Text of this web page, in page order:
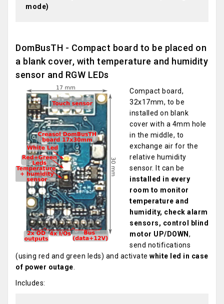
mode)
DomBusTH - Compact board to be placed on
a blank cover, with temperature and humidity
sensor and RGW LEDs
Compact board,
32x17mm, to be
installed on blank
cover with a 4mm hole
in the middle, to
exchange air for the
relative humidity
sensor. It can be
installed in every
room to monitor
temperature and
humidity, check alarm
sensors, control blind
motor UP/DOWN ,
send notifications
(using red and green leds) and activate white led in case
of power outage
Includes: